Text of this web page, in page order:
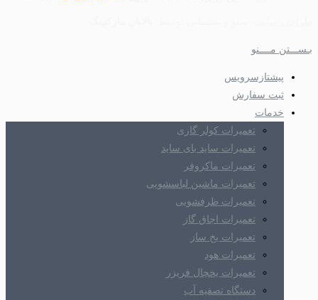
بـســـتن مــــنو
پیشتازسرویس
ثبت سفارش
خدمات
تعمیرات کولر گازی
تعمیرات ساید بای ساید
تعمیرات ماکروفر
تعمیرات ماشین لباسشویی
تعمیرات ظرفشویی
تعمیرات اجاق گاز
تعمیرات یخ ساز
تعمیرات هود
تعمیرات یخچال فریزر
دستگاه تصفیه آب